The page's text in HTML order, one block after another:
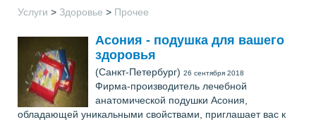
Услуги > Здоровье > Прочее
Асония - подушка для вашего
здоровья
(Санкт-Петербург) 26 сентября 2018
Фирма-производитель лечебной
анатомической подушки Асония,
обладающей уникальными свойствами, приглашает вас к